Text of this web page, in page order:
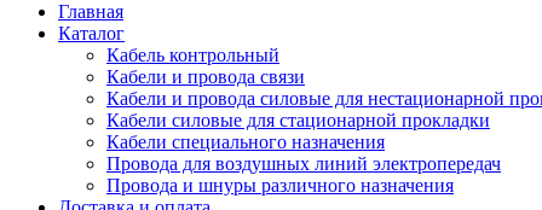
Главная
Каталог
Кабель контрольный
Кабели и провода связи
Кабели и провода силовые для нестационарной
Кабели силовые для стационарной прокладки
Кабели специального назначения
Провода для воздушных линий электропередач
Провода и шнуры различного назначения